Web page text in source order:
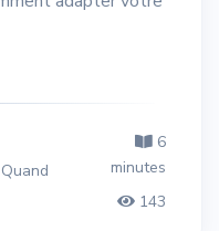
6
minutes
143